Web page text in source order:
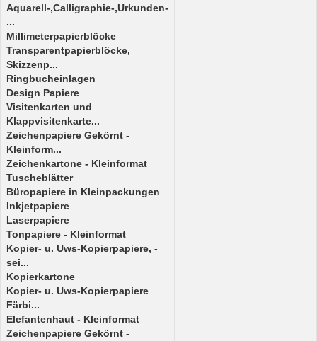
Aquarell-,Calligraphie-,Urkunden-
...
Millimeterpapierblöcke
Transparentpapierblöcke,
Skizzenp...
Ringbucheinlagen
Design Papiere
Visitenkarten und
Klappvisitenkarte...
Zeichenpapiere Gekörnt -
Kleinform...
Zeichenkartone - Kleinformat
Tuscheblätter
Büropapiere in Kleinpackungen
Inkjetpapiere
Laserpapiere
Tonpapiere - Kleinformat
Kopier- u. Uws-Kopierpapiere, -
sei...
Kopierkartone
Kopier- u. Uws-Kopierpapiere
Färbi...
Elefantenhaut - Kleinformat
Zeichenpapiere Gekörnt -